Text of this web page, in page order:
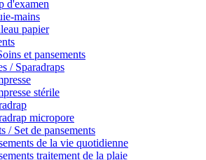
d'examen
mains
papier
et pansements
/ Sparadraps
stérile
micropore
/ Set de pansements
de la vie quotidienne
traitement de la plaie